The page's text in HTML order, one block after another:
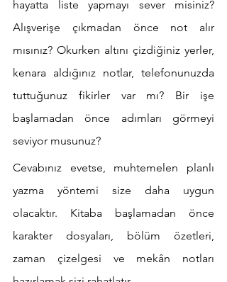
hayatta liste yapmayı sever misiniz?
Alışverişe çıkmadan önce not alır
mısınız? Okurken altını çizdiğiniz yerler,
kenara aldığınız notlar, telefonunuzda
tuttuğunuz fikirler var mı? Bir işe
başlamadan önce adımları görmeyi
seviyor musunuz?
Cevabınız evetse, muhtemelen planlı
yazma yöntemi size daha uygun
olacaktır. Kitaba başlamadan önce
karakter dosyaları, bölüm özetleri,
zaman çizelgesi ve mekân notları